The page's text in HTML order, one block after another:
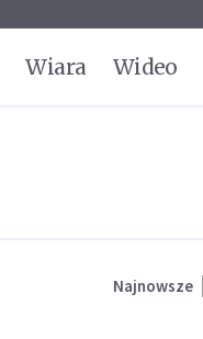
Wiara Wideo
Najnowsze